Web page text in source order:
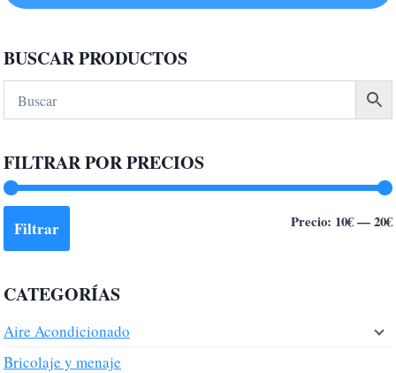
BUSCAR PRODUCTOS
FILTRAR POR PRECIOS
Filtrar Precio: 10€—20€
CATEGORÍAS
Aire Acondicionado
Bricolaje y menaje